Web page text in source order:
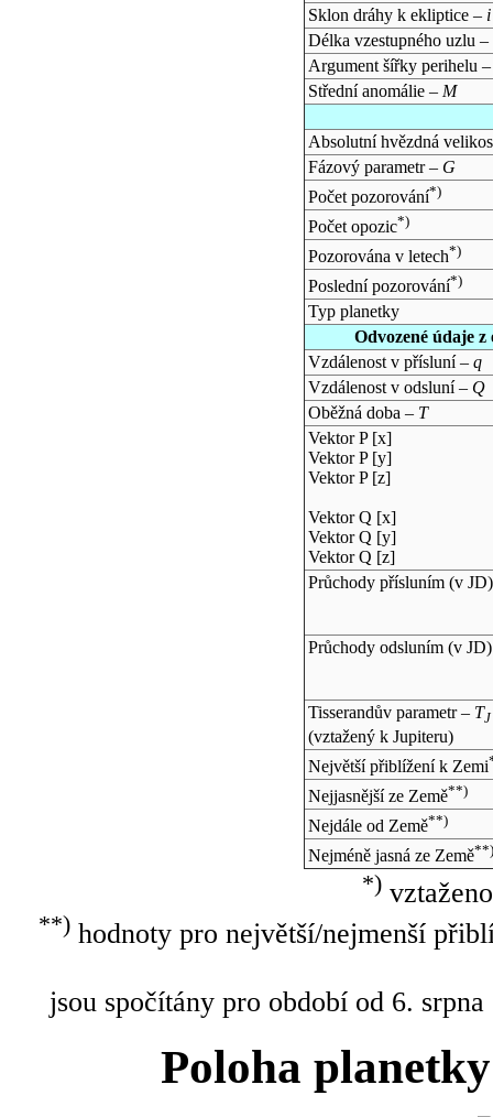
Sklon dráhy k ekliptice – i
Délka vzestupného uzlu –
Argument šířky perihelu
Střední anomálie – M
Absolutní hvězdná
Fázový parametr – G
Počet pozorování*)
Počet opozic*)
Pozorována v letech*)
Poslední pozorování*)
Typ planetky
Odvozené údaje
Vzdálenost v přísluní – q
Vzdálenost v odsluní – Q
Oběžná doba – T
Vektor P [x]
Vektor P [y]
Vektor P [z]
Vektor Q [x]
Vektor Q [y]
Vektor Q [z]
Průchody přísluním (v JD)
Průchody odsluním (v JD)
Tisserandův parametr – TJ
(vztažený k Jupiteru)
Největší přiblížení k Zemi
Nejjasnější ze Země**)
Nejdále od Země**)
Nejméně jasná ze Země**)
*)
**)hodnoty pro největší/nejmenší
jsou spočítány pro období od 6.
Poloha